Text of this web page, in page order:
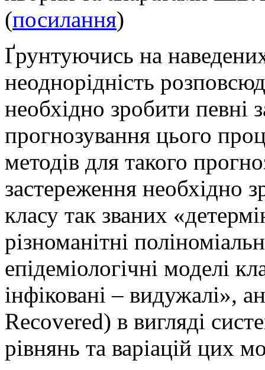
(посилання)
Ґрунтуючись на
неоднорідність
необхідно зробити певні
прогнозування цього
методів для такого
застереження необхідно
класу так званих
різноманітні
епідеміологічні моделі
інфіковані –
Recovered) в вигляді
рівнянь та варіацій цих